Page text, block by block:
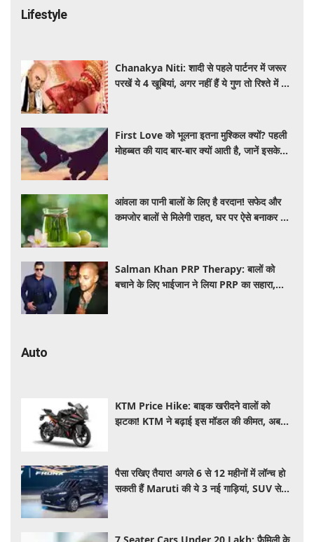
Lifestyle
Chanakya Niti: शादी से पहले पार्टनर में जरूर
परखें ये 4 खूबियां, अगर नहीं हैं ये गुण तो रिश्ते में बढ़
First Love को भूलना इतना मुश्किल क्यों? पहली
मोहब्बत की याद बार-बार क्यों आती है, जानें इसके
आंवला का पानी बालों के लिए है वरदान! सफेद और
कमजोर बालों से मिलेगी राहत, घर पर ऐसे बनाकर करें
Salman Khan PRP Therapy: बालों को
बचाने के लिए भाईजान ने लिया PRP का सहारा,
Auto
KTM Price Hike: बाइक खरीदने वालों को
झटका! KTM ने बढ़ाई इस मॉडल की कीमत, अब
पैसा रखिए तैयार! अगले 6 से 12 महीनों में लॉन्च हो
सकती हैं Maruti की ये 3 नई गाड़ियां, SUV से